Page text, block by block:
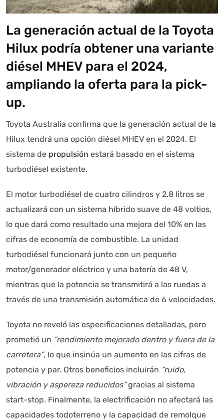
La generación actual de la Toyota
Hilux podría obtener una variante
diésel MHEV para el 2024,
ampliando la oferta para la pick-
up.
Toyota Australia confirma que la generación actual de la
Hilux tendrá una opción diésel MHEV en el 2024. El
sistema de propulsión estará basado en el sistema
turbodiésel existente.
El motor turbodiésel de cuatro cilindros y 2.8 litros se
actualizará con un sistema híbrido suave de 48 voltios,
lo que dará como resultado una mejora del 10% en las
cifras de economía de combustible. La unidad
turbodiésel funcionará junto con un pequeño
motor/generador eléctrico y una batería de 48 V,
mientras que la potencia se transmitirá a las ruedas a
través de una transmisión automática de 6 velocidades.
Toyota no reveló las especificaciones detalladas, pero
prometió un “rendimiento mejorado dentro y fuera de la
carretera”, lo que insinúa un aumento en las cifras de
potencia y par. Otros beneficios incluirán “ruido,
vibración y aspereza reducidos”gracias al sistema
start-stop. Finalmente, la electrificación no afectará las
capacidades todoterreno y la capacidad de remolque
Autoanalítica IA
Estoy aquí para encontrar lo que necesitas. ¿Qué estás
buscando? "Este asistente con IA (OpenAI) ofrece
Asistente con IA en desarrollo. Autoanalítica optimiza
diariamente su exactitud."